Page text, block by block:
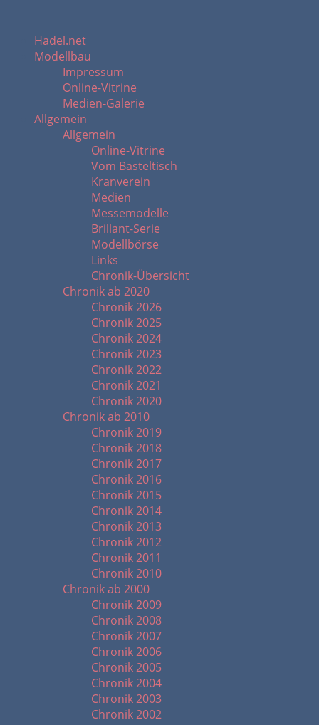
Hadel.net
Modellbau
Impressum
Online-Vitrine
Medien-Galerie
Allgemein
Allgemein
Online-Vitrine
Vom Basteltisch
Kranverein
Medien
Messemodelle
Brillant-Serie
Modellbörse
Links
Chronik-Übersicht
Chronik ab 2020
Chronik 2026
Chronik 2025
Chronik 2024
Chronik 2023
Chronik 2022
Chronik 2021
Chronik 2020
Chronik ab 2010
Chronik 2019
Chronik 2018
Chronik 2017
Chronik 2016
Chronik 2015
Chronik 2014
Chronik 2013
Chronik 2012
Chronik 2011
Chronik 2010
Chronik ab 2000
Chronik 2009
Chronik 2008
Chronik 2007
Chronik 2006
Chronik 2005
Chronik 2004
Chronik 2003
Chronik 2002